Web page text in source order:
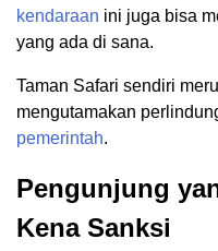
kendaraan ini juga bisa
yang ada di sana.
Taman Safari sendiri
mengutamakan
pemerintah.
Pengunjung
Kena Sanksi